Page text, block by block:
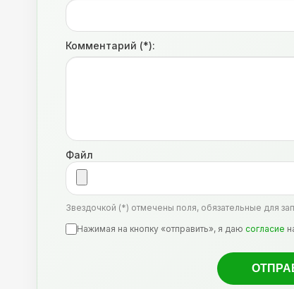
Комментарий (*):
Файл
Звездочкой (*) отмечены поля, обязательные для
Нажимая на кнопку «отправить», я даю согласие